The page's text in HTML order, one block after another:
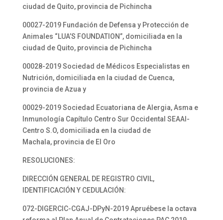
ciudad de Quito, provincia de Pichincha
00027-2019 Fundación de Defensa y Protección de
Animales “LUA’S FOUNDATION”, domiciliada en la
ciudad de Quito, provincia de Pichincha
00028-2019 Sociedad de Médicos Especialistas en
Nutrición, domiciliada en la ciudad de Cuenca,
provincia de Azua y
00029-2019 Sociedad Ecuatoriana de Alergia, Asma e
Inmunología Capítulo Centro Sur Occidental SEAAI-
Centro S.O, domiciliada en la ciudad de
Machala, provincia de El Oro
RESOLUCIONES:
DIRECCIÓN GENERAL DE REGISTRO CIVIL,
IDENTIFICACIÓN Y CEDULACIÓN:
072-DIGERCIC-CGAJ-DPyN-2019 Apruébese la octava